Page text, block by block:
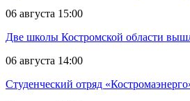
06 августа 15:00
Две школы Костромской области
06 августа 14:00
Студенческий отряд